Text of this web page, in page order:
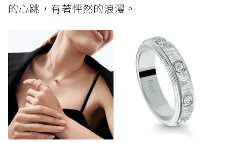
的心跳，有著怦然的浪漫。